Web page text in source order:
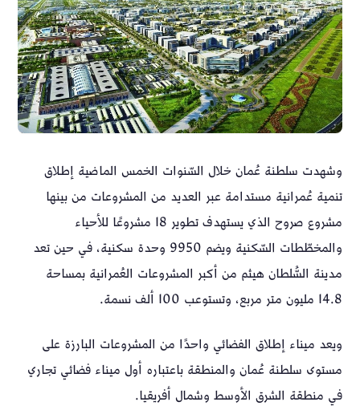
وشهدت سلطنة عُمان خلال السّنوات الخمس الماضية إطلاق
تنمية عُمرانية مستدامة عبر العديد من المشروعات من بينها
مشروع صروح الذي يستهدف تطوير 18 مشروعًا للأحياء
والمخطّطات السّكنية ويضم 9950 وحدة سكنية، في حين تعد
مدينة السُّلطان هيثم من أكبر المشروعات العُمرانية بمساحة
14.8 مليون متر مربع، وتستوعب 100 ألف نسمة.
ويعد ميناء إطلاق الفضائي واحدًا من المشروعات البارزة على
مستوى سلطنة عُمان والمنطقة باعتباره أول ميناء فضائي تجاري
في منطقة الشرق الأوسط وشمال أفريقيا.